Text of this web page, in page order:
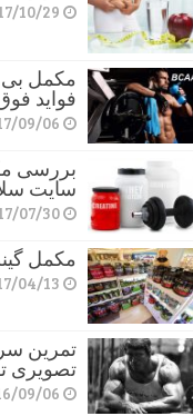
10/29
مکمل
فواید
09/06
بررسی
سایت
07/30
مکمل
04/13
تمرین
تصویری
09/06